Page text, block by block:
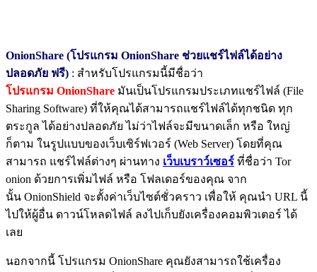
OnionShare (โปรแกรม OnionShare ช่วยแชร์ไฟล์ได้อย่าง
ปลอดภัย ฟรี) : สำหรับโปรแกรมนี้มีชื่อว่า
โปรแกรม OnionShare มันเป็นโปรแกรมประเภทแชร์ไฟล์ (File
Sharing Software) ที่ให้คุณได้สามารถแชร์ไฟล์ได้ทุกชนิด ทุก
ตระกูล ได้อย่างปลอดภัย ไม่ว่าไฟล์จะมีขนาดเล็ก หรือ ใหญ่
ก็ตาม ในรูปแบบของเว็บเซิร์ฟเวอร์ (Web Server) โดยที่คุณ
สามารถ แชร์ไฟล์ต่างๆ ผ่านทาง เว็บเบราว์เซอร์ ที่ชื่อว่า Tor
onion ด้วยการเพิ่มไฟล์ หรือ โฟลเดอร์ของคุณ จาก
นั้น OnionShield จะตั้งค่าเว็บไซต์ชั่วคราว เพื่อให้ คุณนำ URL นี้
ไปให้ผู้อื่น ดาวน์โหลดไฟล์ ลงไปเก็บยังเครื่องคอมพิวเตอร์ ได้
เลย
นอกจากนี้ โปรแกรม OnionShare คุณยังสามารถใช้เครื่อง